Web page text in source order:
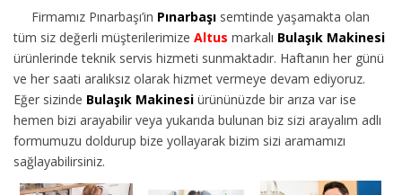
Firmamız Pınarbaşı’in Pınarbaşı semtinde yaşamakta olan
tüm siz değerli müşterilerimize Altus markalı Bulaşık Makinesi
ürünlerinde teknik servis hizmeti sunmaktadır. Haftanın her günü
ve her saati aralıksız olarak hizmet vermeye devam ediyoruz.
Eğer sizinde Bulaşık Makinesi ürününüzde bir arıza var ise
hemen bizi arayabilir veya yukarıda bulunan biz sizi arayalım adlı
formumuzu doldurup bize yollayarak bizim sizi aramamızı
sağlayabilirsiniz.